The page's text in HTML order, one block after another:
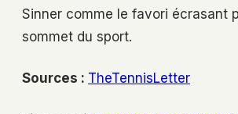
Sinner comme le favori écrasant
sommet du sport.
Sources : TheTennisLetter